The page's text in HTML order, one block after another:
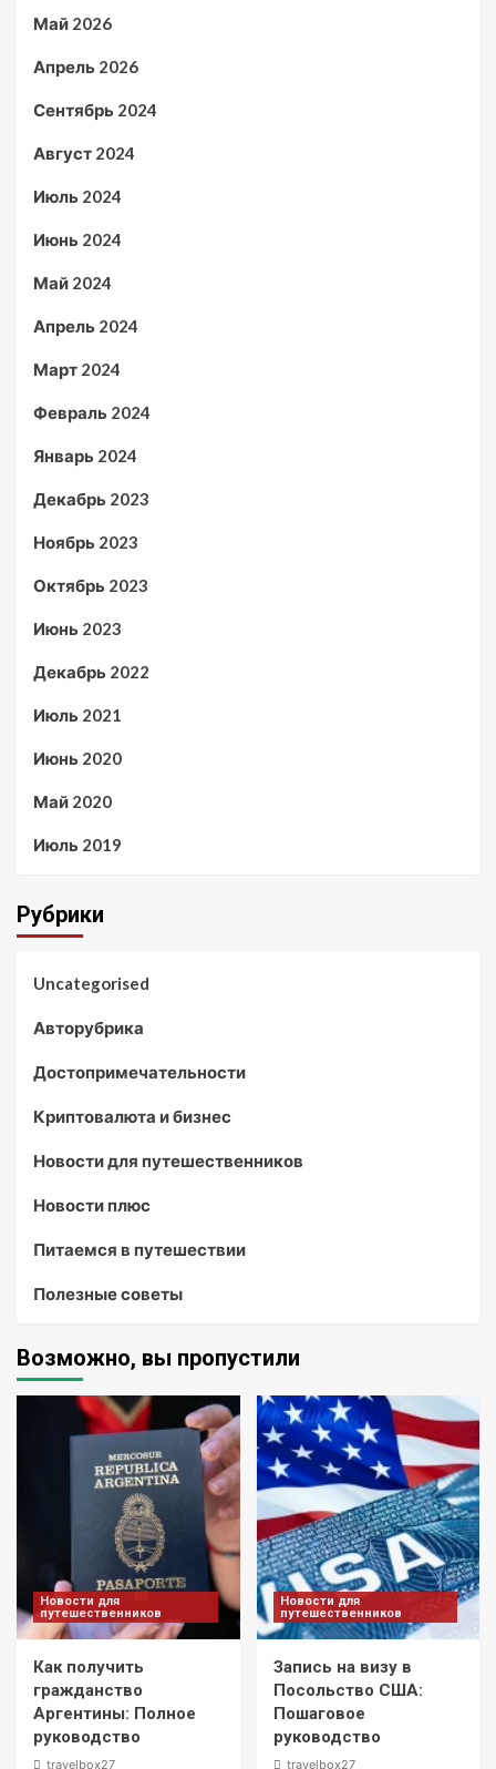
Май 2026
Апрель 2026
Сентябрь 2024
Август 2024
Июль 2024
Июнь 2024
Май 2024
Апрель 2024
Март 2024
Февраль 2024
Январь 2024
Декабрь 2023
Ноябрь 2023
Октябрь 2023
Июнь 2023
Декабрь 2022
Июль 2021
Июнь 2020
Май 2020
Июль 2019
Рубрики
Uncategorised
Авторубрика
Достопримечательности
Криптовалюта и бизнес
Новости для путешественников
Новости плюс
Питаемся в путешествии
Полезные советы
Возможно, вы пропустили
Новости для
путешественников
Как получить
гражданство
Аргентины: Полное
руководство
travelbox27_
Новости для
путешественников
Запись на визу в
Посольство США:
Пошаговое
руководство
travelbox27_